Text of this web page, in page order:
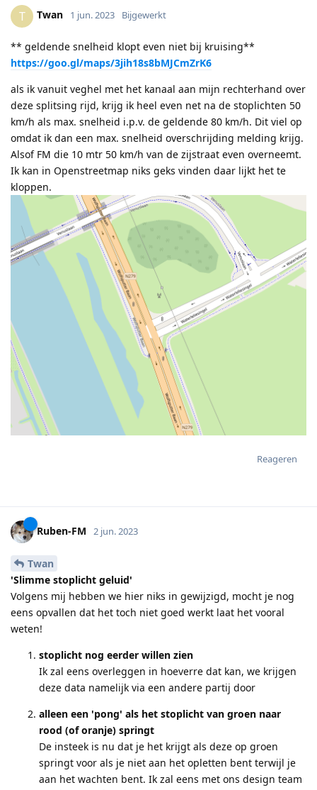
T Twan 1 jun. 2023 Bijgewerkt
** geldende snelheid klopt even niet bij kruising**
https://goo.gl/maps/3jih18s8bMJCmZrK6
als ik vanuit veghel met het kanaal aan mijn rechterhand over
deze splitsing rijd, krijg ik heel even net na de stoplichten 50
km/h als max. snelheid i.p.v. de geldende 80 km/h. Dit viel op
omdat ik dan een max. snelheid overschrijding melding krijg.
Alsof FM die 10 mtr 50 km/h van de zijstraat even overneemt.
Ik kan in Openstreetmap niks geks vinden daar lijkt het te
kloppen.
Reageren
Ruben-FM 2 jun. 2023
Twan
'Slimme stoplicht geluid'
Volgens mij hebben we hier niks in gewijzigd, mocht je nog
eens opvallen dat het toch niet goed werkt laat het vooral
weten!
stoplicht nog eerder willen zien
Ik zal eens overleggen in hoeverre dat kan, we krijgen
deze data namelijk via een andere partij door
alleen een 'pong' als het stoplicht van groen naar
rood (of oranje) springt
De insteek is nu dat je het krijgt als deze op groen
springt voor als je niet aan het opletten bent terwijl je
aan het wachten bent. Ik zal eens met ons design team